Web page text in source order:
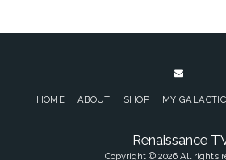
Renaissance
Copyright © 2026 All rights
HOME ABOUT SHOP MY